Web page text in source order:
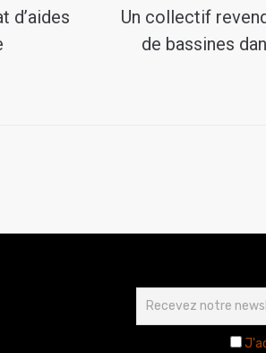
d’aides
Un collectif
de bassines